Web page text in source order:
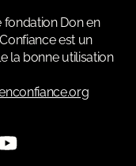
fondation Don en
est un
la bonne utilisation